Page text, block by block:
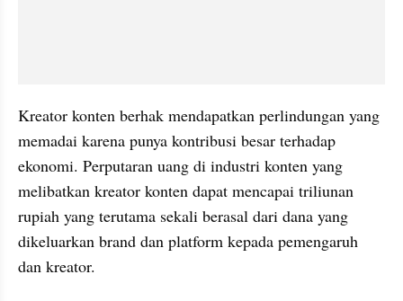
Kreator konten berhak mendapatkan perlindungan yang
memadai karena punya kontribusi besar terhadap
ekonomi. Perputaran uang di industri konten yang
melibatkan kreator konten dapat mencapai triliunan
rupiah yang terutama sekali berasal dari dana yang
dikeluarkan brand dan platform kepada pemengaruh
dan kreator.